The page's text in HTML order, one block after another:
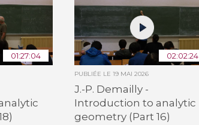
01:27:04 02:02:24
PUBLIÉE LE 19 MAI 2026
J.-P. Demailly -
Introduction to analytic
geometry (Part 16)